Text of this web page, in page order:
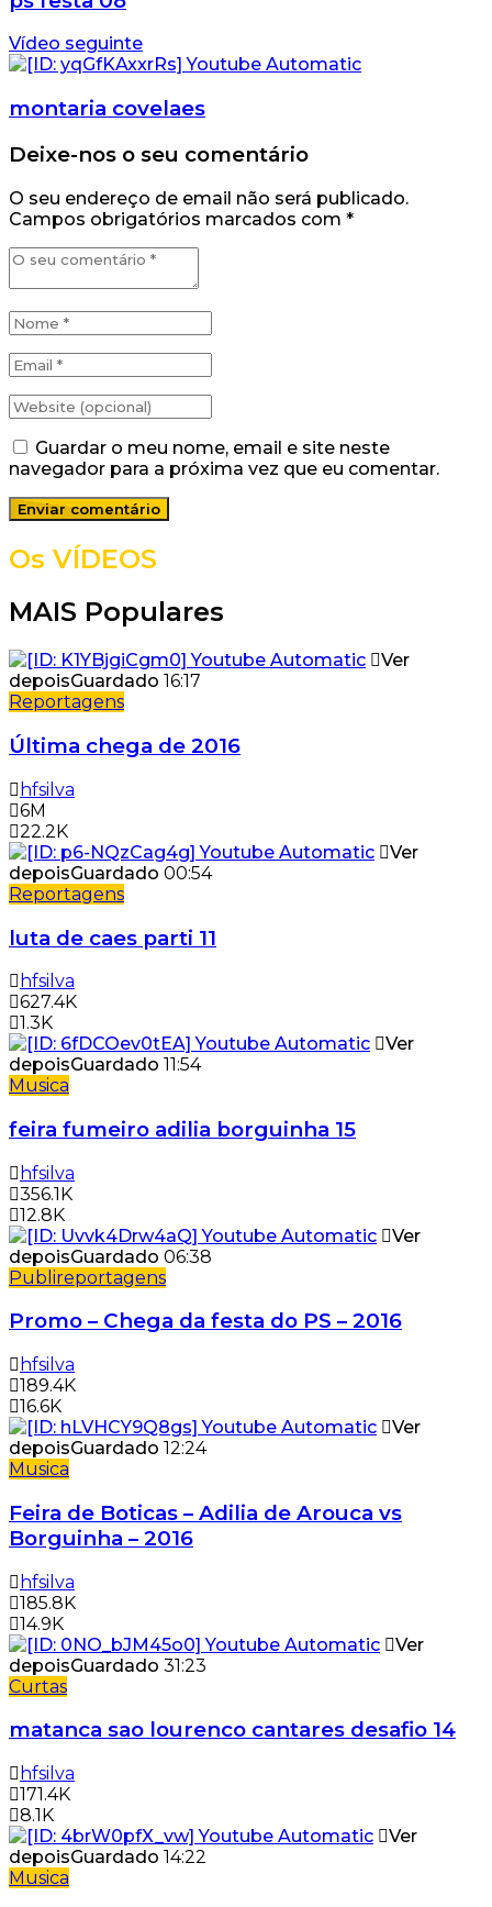
Vídeo seguinte
montaria covelaes
Deixe-nos o seu comentário
O seu endereço de email não será publicado.
Campos obrigatórios marcados com *
Guardar o meu nome, email e site neste
navegador para a próxima vez que eu comentar.
Os VÍDEOS
MAIS Populares
Ver
depoisGuardado 16:17
Reportagens
Última chega de 2016
hfsilva
6M
22.2K
Ver
depoisGuardado 00:54
Reportagens
luta de caes parti 11
hfsilva
627.4K
1.3K
Ver
depoisGuardado 11:54
Musica
feira fumeiro adilia borguinha 15
hfsilva
356.1K
12.8K
Ver
depoisGuardado 06:38
Publireportagens
Promo – Chega da festa do PS – 2016
hfsilva
189.4K
16.6K
Ver
depoisGuardado 12:24
Musica
Feira de Boticas – Adilia de Arouca vs
Borguinha – 2016
hfsilva
185.8K
14.9K
Ver
depoisGuardado 31:23
Curtas
matanca sao lourenco cantares desafio 14
hfsilva
171.4K
8.1K
Ver
depoisGuardado 14:22
Musica